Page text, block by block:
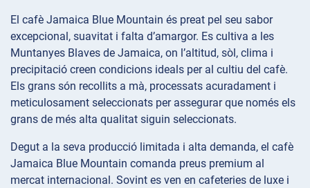
El cafè Jamaica Blue Mountain és preat pel seu sabor
excepcional, suavitat i falta d’amargor. Es cultiva a les
Muntanyes Blaves de Jamaica, on l’altitud, sòl, clima i
precipitació creen condicions ideals per al cultiu del cafè.
Els grans són recollits a mà, processats acuradament i
meticulosament seleccionats per assegurar que només els
grans de més alta qualitat siguin seleccionats.
Degut a la seva producció limitada i alta demanda, el cafè
Jamaica Blue Mountain comanda preus premium al
mercat internacional. Sovint es ven en cafeteries de luxe i